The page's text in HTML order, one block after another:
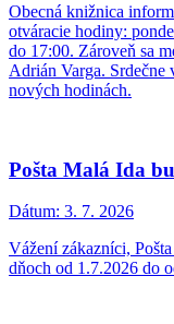
Obecná knižnica
otváracie hodiny:
do 17:00. Zároveň sa
Adrián Varga.
nových hodinách.
Pošta Malá Ida
Dátum: 3. 7. 2026
Vážení zákazníci,
dňoch od 1.7.2026 do